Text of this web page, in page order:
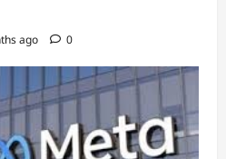
ago 0